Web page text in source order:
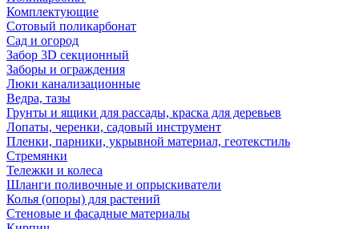
Комплектующие
Сотовый поликарбонат
Сад и огород
Забор 3D секционный
Заборы и ограждения
Люки канализационные
Ведра, тазы
Грунты и ящики для рассады, краска для деревьев
Лопаты, черенки, садовый инструмент
Пленки, парники, укрывной материал, геотекстиль
Стремянки
Тележки и колеса
Шланги поливочные и опрыскиватели
Колья (опоры) для растений
Стеновые и фасадные материалы